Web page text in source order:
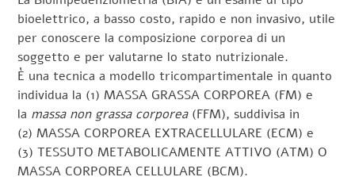
bioelettrico, a basso costo, rapido e non invasivo, utile
per conoscere la composizione corporea di un
soggetto e per valutarne lo stato nutrizionale.
È una tecnica a modello tricompartimentale in quanto
individua la (1) MASSA GRASSA CORPOREA (FM) e
la massa non grassa corporea(FFM), suddivisa in
(2) MASSA CORPOREA EXTRACELLULARE (ECM) e
(3) TESSUTO METABOLICAMENTE ATTIVO (ATM) O
MASSA CORPOREA CELLULARE (BCM).